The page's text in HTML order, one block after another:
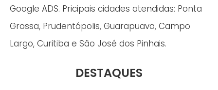
Google ADS. Pricipais cidades atendidas: Ponta
Grossa, Prudentópolis, Guarapuava, Campo
Largo, Curitiba e São José dos Pinhais.
DESTAQUES